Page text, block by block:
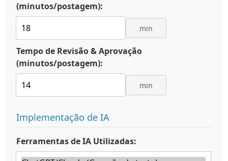
(minutos/postagem):
min
Tempo de Revisão & Aprovação
(minutos/postagem):
min
Implementação de IA
Ferramentas de IA Utilizadas: